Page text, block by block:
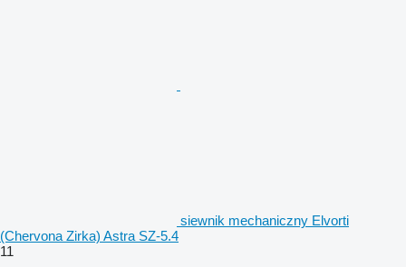
siewnik mechaniczny Elvorti
(Chervona Zirka) Astra SZ-5.4
11